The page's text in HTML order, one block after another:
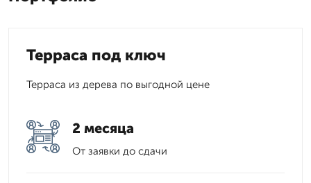
Терраса под ключ
Терраса из дерева по выгодной цене
2 месяца
От заявки до сдачи